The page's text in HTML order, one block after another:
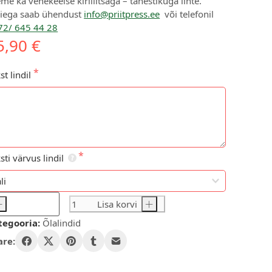
saab ühendust info@priitpress.ee või telefonil
645 44 28
€
lindil
värvus lindil
+
Lisa korvi
Õlalindid